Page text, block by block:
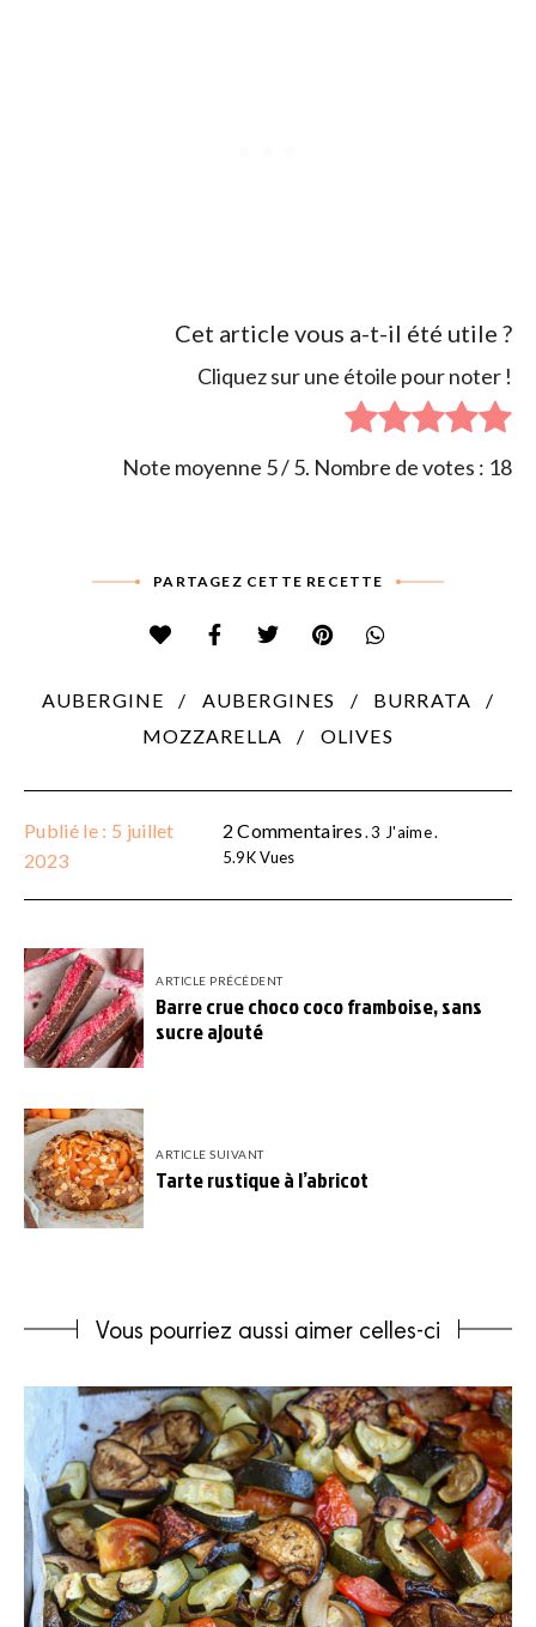
Cet article vous a-t-il été utile ?
Cliquez sur une étoile pour noter !
Note moyenne 5/ 5. Nombre de votes : 18
PARTAGEZ CETTE RECETTE
AUBERGINE AUBERGINES
BURRATA
MOZZARELLA
OLIVES
Publié le : 5 juillet
2023
2 Commentaires 3 J'aime
5.9KVues
ARTICLE PRÉCÉDENT
Barre crue choco coco framboise, sans
sucre ajouté
ARTICLE SUIVANT
Tarte rustique à l’abricot
Vous pourriez aussi aimer celles-ci